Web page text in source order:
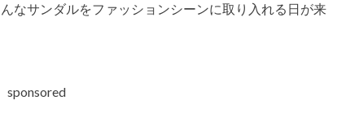
なサンダルをファッションシーンに取り入れる日が来
sponsored